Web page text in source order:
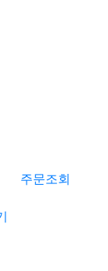
주문조회